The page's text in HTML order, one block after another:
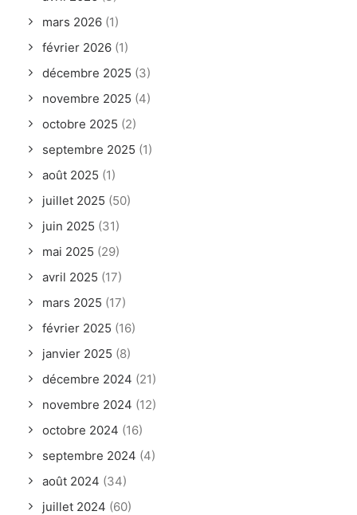
mars 2026 (1)
février 2026 (1)
décembre 2025 (3)
novembre 2025 (4)
octobre 2025 (2)
septembre 2025 (1)
août 2025 (1)
juillet 2025 (50)
juin 2025 (31)
mai 2025 (29)
avril 2025 (17)
mars 2025 (17)
février 2025 (16)
janvier 2025 (8)
décembre 2024 (21)
novembre 2024 (12)
octobre 2024 (16)
septembre 2024 (4)
août 2024 (34)
juillet 2024 (60)